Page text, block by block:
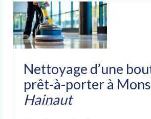
Nettoyage après événement
L’entreprise
de nettoyage
gratuit
Contact
Nettoyage d’une
prêt-à-porter à
Hainaut